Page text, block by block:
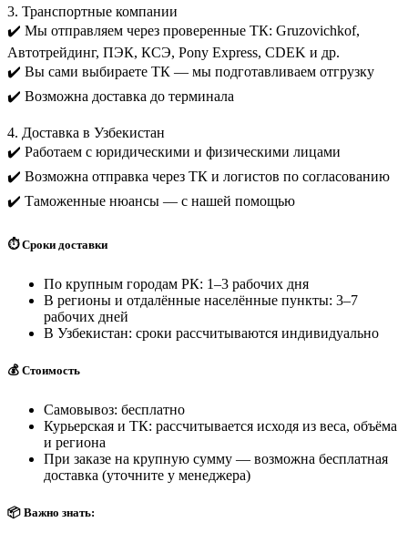
3. Транспортные компании
✔️ Мы отправляем через проверенные ТК: Gruzovichkof,
Автотрейдинг, ПЭК, КСЭ, Pony Express, CDEK и др.
✔️ Вы сами выбираете ТК — мы подготавливаем отгрузку
✔️ Возможна доставка до терминала
4. Доставка в Узбекистан
✔️ Работаем с юридическими и физическими лицами
✔️ Возможна отправка через ТК и логистов по согласованию
✔️ Таможенные нюансы — с нашей помощью
⏱️ Сроки доставки
По крупным городам РК: 1–3 рабочих дня
В регионы и отдалённые населённые пункты: 3–7
рабочих дней
В Узбекистан: сроки рассчитываются индивидуально
💰 Стоимость
Самовывоз: бесплатно
Курьерская и ТК: рассчитывается исходя из веса, объёма
и региона
При заказе на крупную сумму — возможна бесплатная
доставка (уточните у менеджера)
📦 Важно знать: